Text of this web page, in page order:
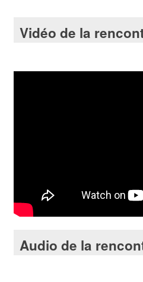
Vidéo de la
Audio de la